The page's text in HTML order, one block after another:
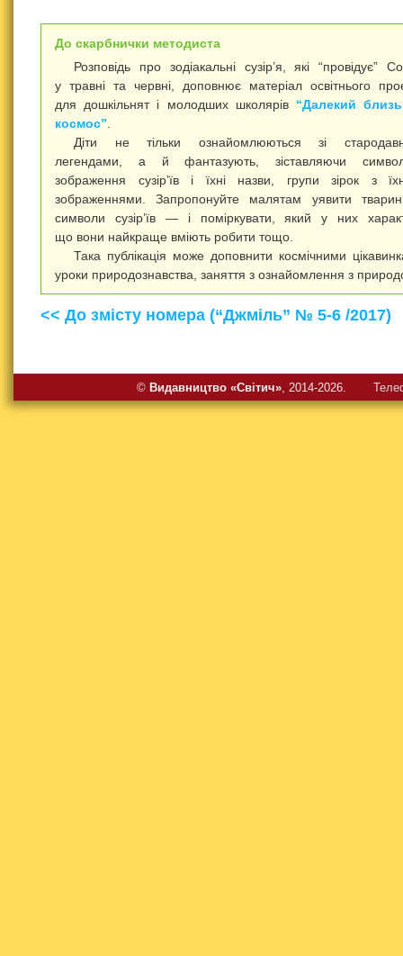
До скарбнички методиста
Розповідь про зодіакальні сузір’я, які “провідує”
у травні та червні, доповнює матеріал освітнього
для дошкільнят і молодших школярів “Далекий
космос”.
Діти не тільки ознайомлюються зі
легендами, а й фантазують, зіставляючи
зображення сузір’їв і їхні назви, групи зірок з
зображеннями. Запропонуйте малятам уявити
символи сузір’їв — і поміркувати, який у них
що вони найкраще вміють робити тощо.
Така публікація може доповнити космічними
уроки природознавства, заняття з ознайомлення з
<< До змісту номера (“Джміль” № 5-6 /2017)
© Видавництво «Свiтич», 2014-2026.